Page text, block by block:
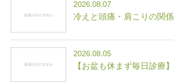
2026.08.07
冷えと頭痛・肩こりの関
2026.08.05
【お盆も休まず毎日診療